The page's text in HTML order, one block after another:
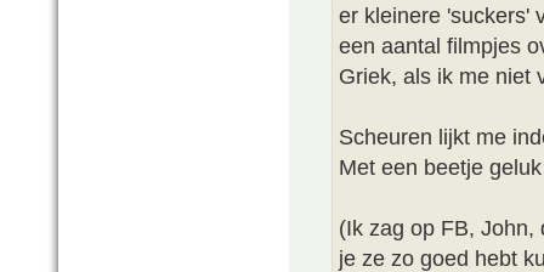
er kleinere 'suckers'
een aantal filmpjes
Griek, als ik me niet
Scheuren lijkt me
Met een beetje
(Ik zag op FB, John,
je ze zo goed hebt